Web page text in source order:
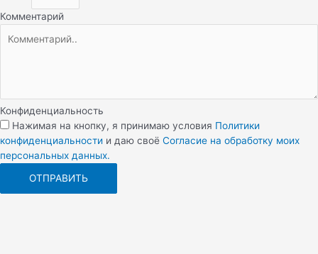
Комментарий
Конфиденциальность
Нажимая на кнопку, я принимаю условия Политики
конфиденциальности и даю своё Согласие на обработку моих
персональных данных.
ОТПРАВИТЬ